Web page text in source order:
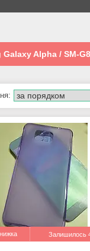
Galaxy Alpha / SM-
Залишилось